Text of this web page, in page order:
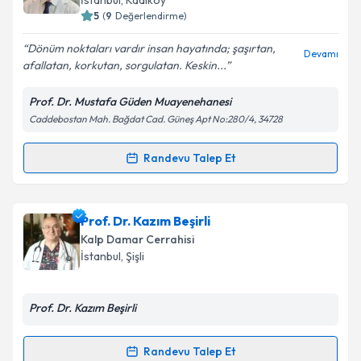
bilgilendireceğiz.
E-posta Adresiniz
Kişisel verilerimin işlenmesine ilişkinAydınlatma
Metni'ni okudum ve kişisel verilerimin belirtilen
kapsamda işlenmesini kabul ediyorum.
5 (9 Değerlendirme)
Dönüm noktaları vardır insan hayatında; şaşırtan,
afallatan, korkutan, sorgulatan. Keskin...
Devamı
Prof. Dr. Mustafa Güden Muayenehanesi
Caddebostan Mah. Bağdat Cad. Güneş Apt No:280/4, 34728
Randevu Talep Et
Randevu Takvimi Talebi
Prof. Dr. Mustafa Güdeniçin randevu takvimi talebi
oluşturun. Size bu uzmandan randevu almanız için bir
takvim hazırlandığında e-posta ile bilgilendireceğiz.
Prof. Dr. Kazım Beşirli
Kalp Damar Cerrahisi
İstanbul, Şişli
Prof. Dr. Kazım Beşirli
Randevu Talep Et